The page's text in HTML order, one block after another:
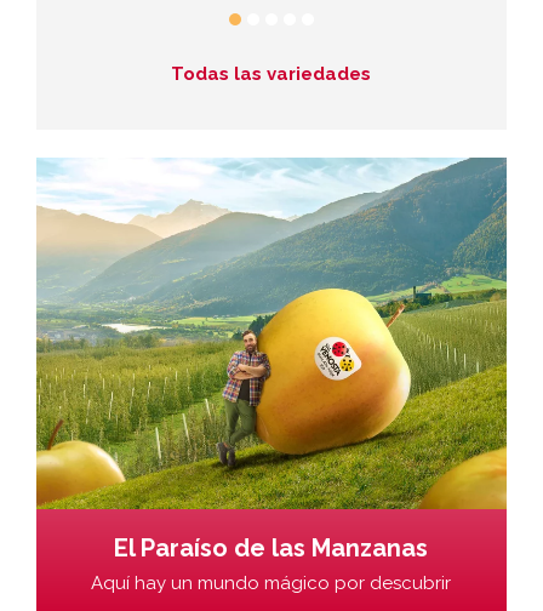
Todas las variedades
El Paraíso de las Manzanas
Aquí hay un mundo mágico por descubrir